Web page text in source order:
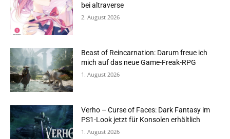
bei altraverse
2. August 2026
Beast of Reincarnation: Darum freue ich
mich auf das neue Game-Freak-RPG
1. August 2026
Verho – Curse of Faces: Dark Fantasy im
PS1-Look jetzt für Konsolen erhältlich
1. August 2026